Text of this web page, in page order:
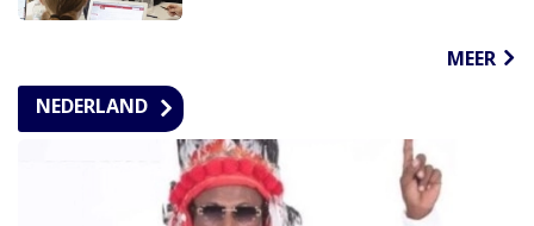
MEER
NEDERLAND